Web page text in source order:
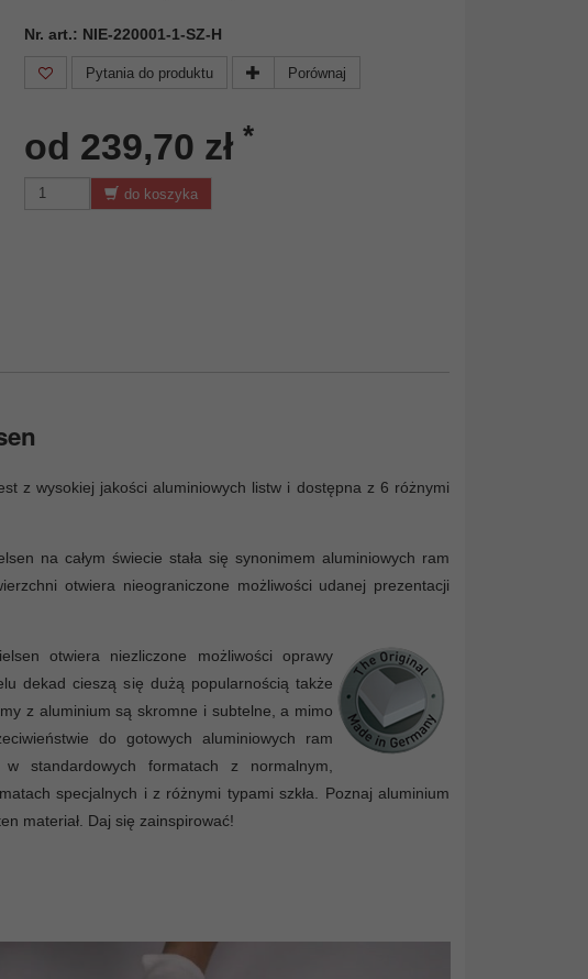
Nr. art.: NIE-220001-1-SZ-H
Pytania do produktu Porównaj
od 239,70 zł *
do koszyka
z wysokiej jakości aluminiowych listw i dostępna z 6 różnymi
na całym świecie stała się synonimem aluminiowych ram
otwiera nieograniczone możliwości udanej prezentacji
otwiera niezliczone możliwości oprawy
dekad cieszą się dużą popularnością także
z aluminium są skromne i subtelne, a mimo
do gotowych aluminiowych ram
standardowych formatach z normalnym,
specjalnych i z różnymi typami szkła. Poznaj aluminium
materiał. Daj się zainspirować!